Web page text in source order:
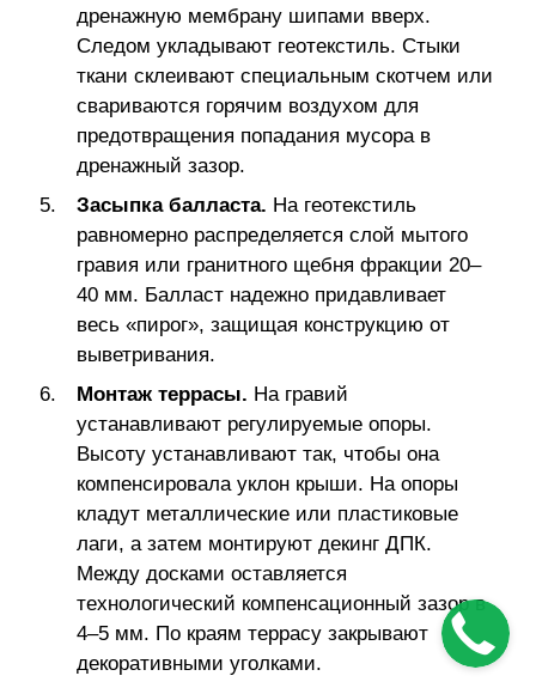
дренажную мембрану шипами вверх.
Следом укладывают геотекстиль. Стыки
ткани склеивают специальным скотчем или
свариваются горячим воздухом для
предотвращения попадания мусора в
дренажный зазор.
Засыпка балласта. На геотекстиль
равномерно распределяется слой мытого
гравия или гранитного щебня фракции 20–
40 мм. Балласт надежно придавливает
весь «пирог», защищая конструкцию от
выветривания.
Монтаж террасы. На гравий
устанавливают регулируемые опоры.
Высоту устанавливают так, чтобы она
компенсировала уклон крыши. На опоры
кладут металлические или пластиковые
лаги, а затем монтируют декинг ДПК.
Между досками оставляется
технологический компенсационный зазор в
4–5 мм. По краям террасу закрывают
декоративными уголками.